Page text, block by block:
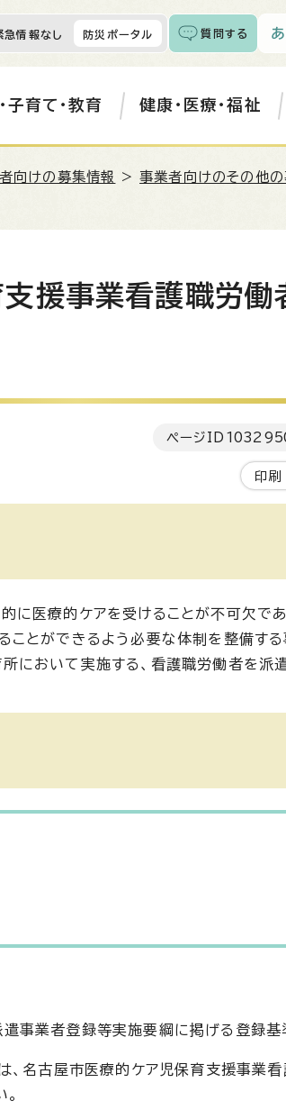
急情報なし 防災ポータル 質問する
子育て・教育 健康・医療・福祉
向けの募集情報 >事業者向けのその他の
援事業看護職労働
ページID
印刷
に医療的ケアを受けることが不可欠で
ことができるよう必要な体制を整備す
において実施する、看護職労働者を派
事業者登録等実施要綱に掲げる登録基
、名古屋市医療的ケア児保育支援事業